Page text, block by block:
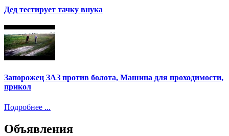
Дед тестирует тачку внука
Запорожец ЗАЗ против болота, Машина для проходимости,
прикол
Подробнее ...
Объявления